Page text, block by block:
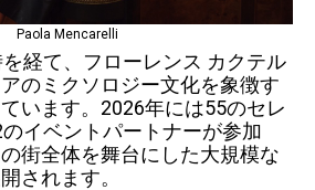
Paola Mencarelli
経て、フローレンス カクテル
のミクソロジー文化を象徴す
います。2026年には55のセレ
イベントパートナーが参加
街全体を舞台にした大規模な
されます。